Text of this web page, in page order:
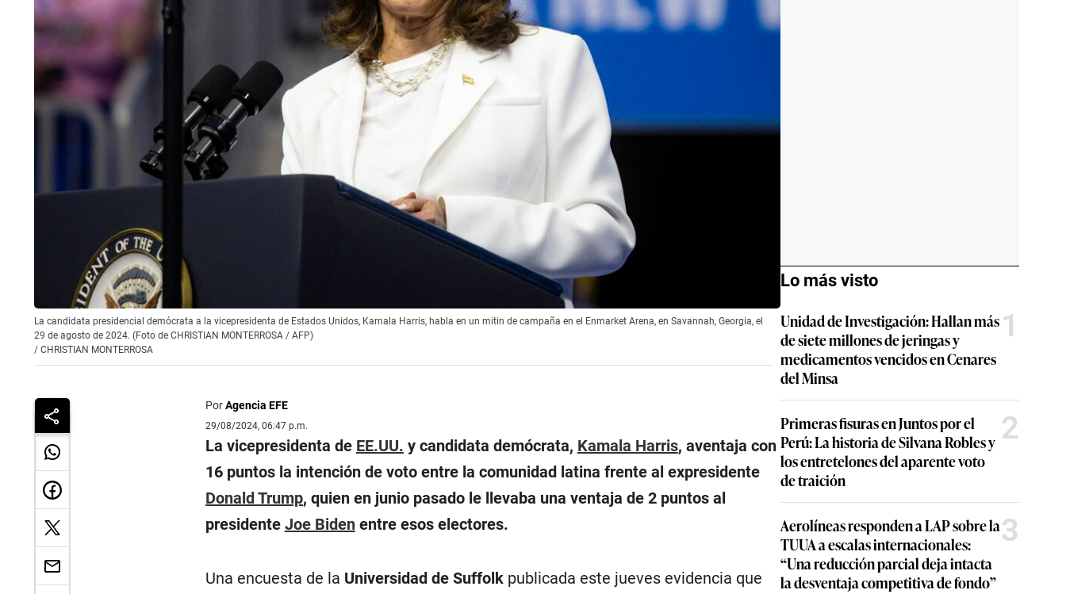
La candidata presidencial demócrata a la vicepresidenta de Estados Unidos, Kamala Harris, habla en un mitin de campaña en el Enmarket Arena, en Savannah, Georgia, el
29 de agosto de 2024. (Foto de CHRISTIAN MONTERROSA / AFP)
/ CHRISTIAN MONTERROSA
PorAgencia EFE
29/08/2024, 06:47 p.m.
La vicepresidenta de EE.UU. y candidata demócrata, Kamala Harris, aventaja con
16 puntos la intención de voto entre la comunidad latina frente al expresidente
Donald Trump, quien en junio pasado le llevaba una ventaja de 2 puntos al
presidente Joe Bidenentre esos electores.
Una encuesta de la Universidad de Suffolkpublicada este jueves evidencia que
Lo más visto
Unidad de Investigación: Hallan más
de siete millones de jeringas y
medicamentos vencidos en Cenares
del Minsa
1
Primeras fisuras en Juntos por el
Perú: La historia de Silvana Robles y
los entretelones del aparente voto
de traición
2
Aerolíneas responden a LAP sobre la
TUUA a escalas internacionales:
“Una reducción parcial deja intacta
la desventaja competitiva de fondo”
3